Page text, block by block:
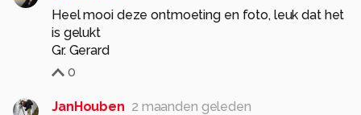
Heel mooi deze ontmoeting en foto, leuk dat het
is gelukt
Gr. Gerard
0
JanHouben 2 maanden geleden